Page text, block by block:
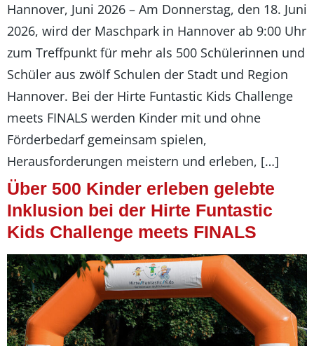
Hannover, Juni 2026 – Am Donnerstag, den 18. Juni
2026, wird der Maschpark in Hannover ab 9:00 Uhr
zum Treffpunkt für mehr als 500 Schülerinnen und
Schüler aus zwölf Schulen der Stadt und Region
Hannover. Bei der Hirte Funtastic Kids Challenge
meets FINALS werden Kinder mit und ohne
Förderbedarf gemeinsam spielen,
Herausforderungen meistern und erleben, […]
Über 500 Kinder erleben gelebte
Inklusion bei der Hirte Funtastic
Kids Challenge meets FINALS